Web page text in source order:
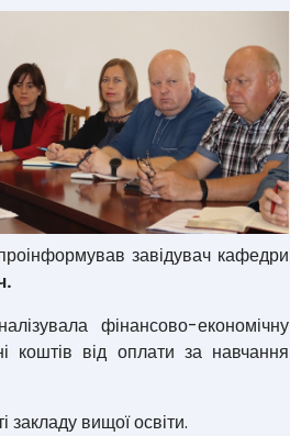
завідувач кафедри
фінансово-економічну
коштів від оплати за навчання
закладу вищої освіти.